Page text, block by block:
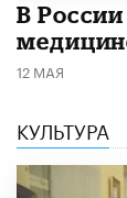
В
12 МАЯ
КУЛЬТУРА